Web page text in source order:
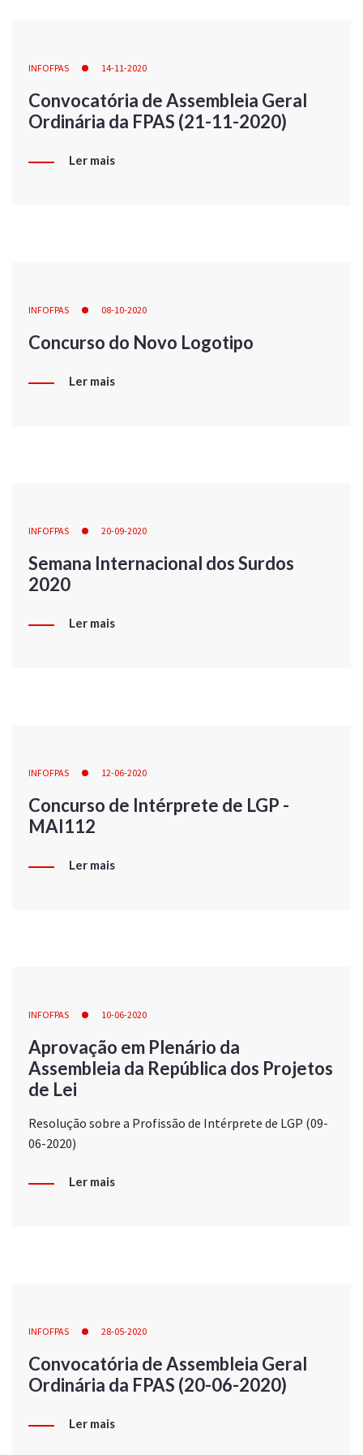
INFOFPAS 14-11-2020
Convocatória de Assembleia Geral
Ordinária da FPAS (21-11-2020)
Ler mais
INFOFPAS 08-10-2020
Concurso do Novo Logotipo
Ler mais
INFOFPAS 20-09-2020
Semana Internacional dos Surdos
2020
Ler mais
INFOFPAS 12-06-2020
Concurso de Intérprete de LGP -
MAI112
Ler mais
INFOFPAS 10-06-2020
Aprovação em Plenário da
Assembleia da República dos Projetos
de Lei
Resolução sobre a Profissão de Intérprete de LGP (09-
06-2020)
Ler mais
INFOFPAS 28-05-2020
Convocatória de Assembleia Geral
Ordinária da FPAS (20-06-2020)
Ler mais